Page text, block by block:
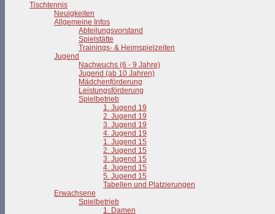
Tischtennis
Neuigkeiten
Allgemeine Infos
Abteilungsvorstand
Spielstätte
Trainings- & Heimspielzeiten
Jugend
Nachwuchs (6 - 9 Jahre)
Jugend (ab 10 Jahren)
Mädchenförderung
Leistungsförderung
Spielbetrieb
1. Jugend 19
2. Jugend 19
3. Jugend 19
4. Jugend 19
1. Jugend 15
2. Jugend 15
3. Jugend 15
4. Jugend 15
5. Jugend 15
Tabellen und Platzierungen
Erwachsene
Spielbetrieb
1. Damen